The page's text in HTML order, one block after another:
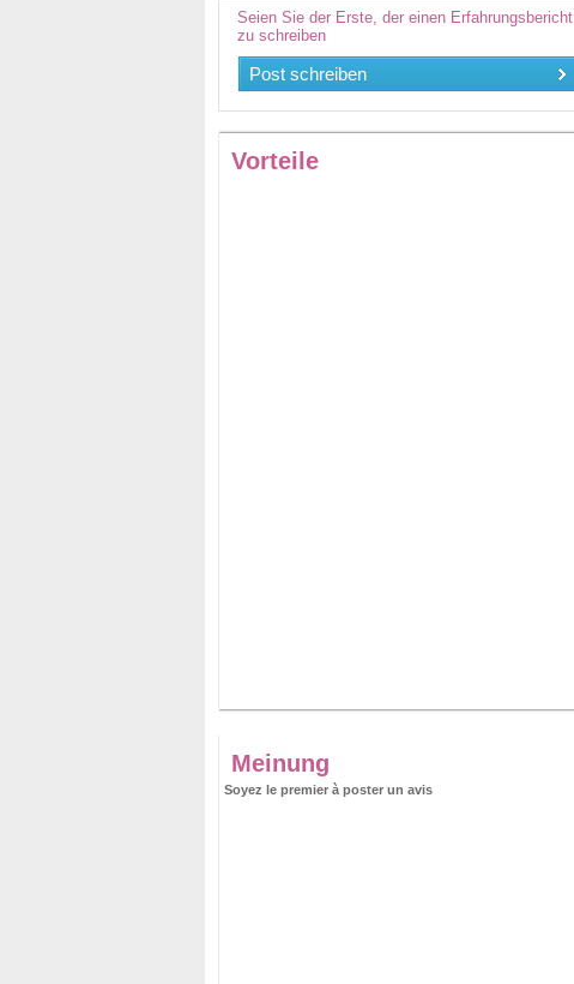
Seien Sie der Erste, der einen Erfahrungsbericht
zu schreiben
Post schreiben
Vorteile
Meinung
Soyez le premier à poster un avis